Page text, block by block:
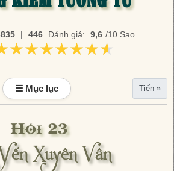
| 446 Đánh giá: 9,6 /10 Sao
☰ Mục lục Tiến »
Hồi 23
Xuyên Vân